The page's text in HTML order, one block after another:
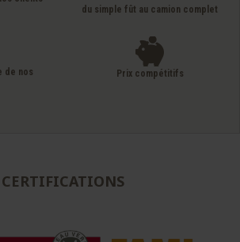
du simple fût au camion complet
de nos
Prix compétitifs
CERTIFICATIONS